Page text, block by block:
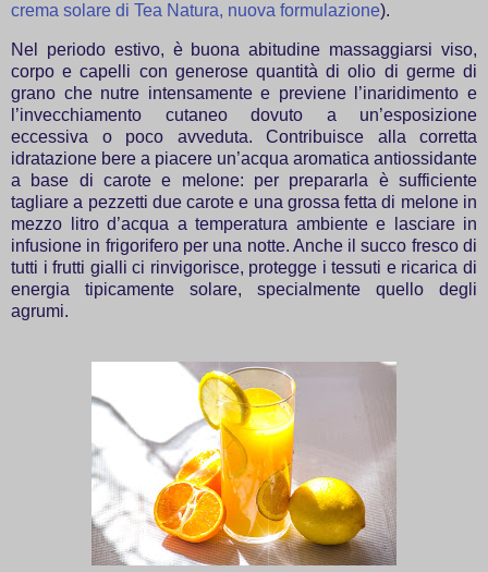
crema solare di Tea Natura, nuova formulazione).
Nel periodo estivo, è buona abitudine massaggiarsi viso,
corpo e capelli con generose quantità di olio di germe di
grano che nutre intensamente e previene l’inaridimento e
l’invecchiamento cutaneo dovuto a un’esposizione
eccessiva o poco avveduta. Contribuisce alla corretta
idratazione bere a piacere un’acqua aromatica antiossidante
a base di carote e melone: per prepararla è sufficiente
tagliare a pezzetti due carote e una grossa fetta di melone in
mezzo litro d’acqua a temperatura ambiente e lasciare in
infusione in frigorifero per una notte. Anche il succo fresco di
tutti i frutti gialli ci rinvigorisce, protegge i tessuti e ricarica di
energia tipicamente solare, specialmente quello degli
agrumi.